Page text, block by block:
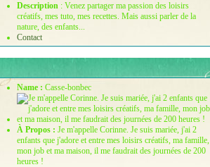
Description : Venez partager ma passion des loisirs
créatifs, mes tuto, mes recettes. Mais aussi parler de la
nature, des enfants...
Contact
Name : Casse-bonbec
À Propos : Je m'appelle Corinne. Je suis mariée, j'ai 2
enfants que j'adore et entre mes loisirs créatifs, ma famille,
mon job et ma maison, il me faudrait des journées de 200
heures !